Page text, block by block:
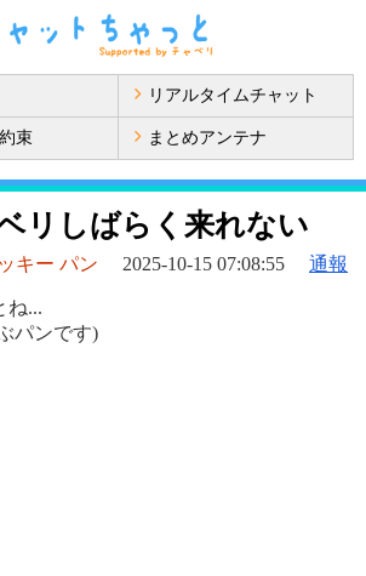
リアルタイムチャット
束 まとめアンテナ
リしばらく来れない
キー パン 2025-10-15 07:08:55 通報
ね...
パンです)